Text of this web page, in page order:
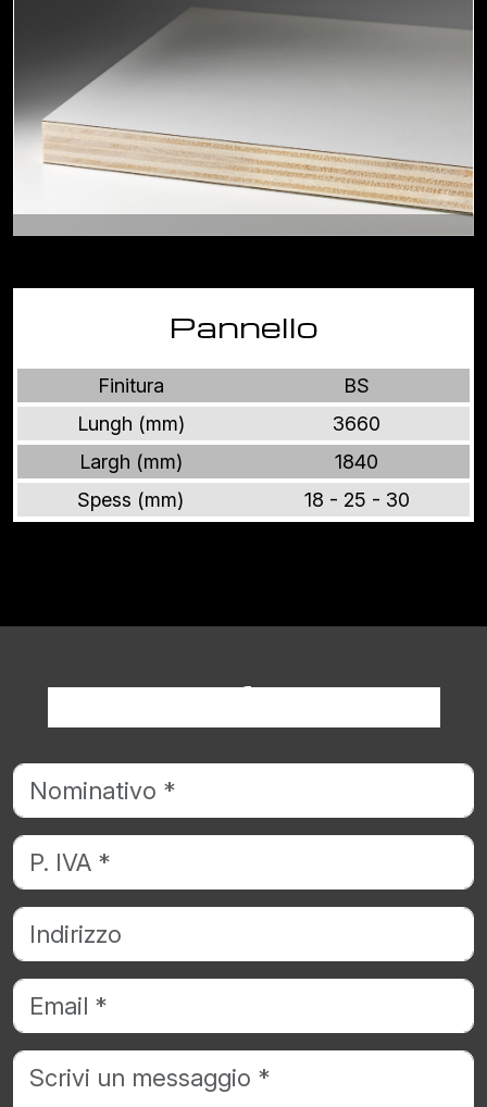
Pannello
Finitura
BS
Lungh (mm)
3660
Largh (mm)
1840
Spess (mm)
18 - 25 - 30
Richiedi informazioni